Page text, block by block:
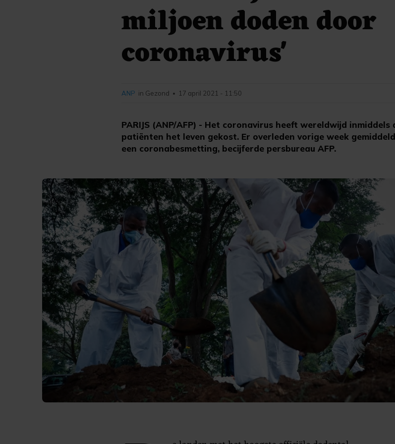
miljoen doden door
coronavirus'
PARIJS (ANP/AFP) - Het coronavirus heeft wereldwijd inmiddels
patiënten het leven gekost. Er overleden vorige week
een coronabesmetting, becijferde persbureau AFP.
ANP in Gezond • 17 april 2021 - 11:50